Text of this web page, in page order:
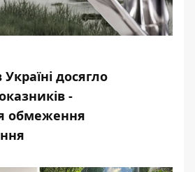
досягло
-
обмеження